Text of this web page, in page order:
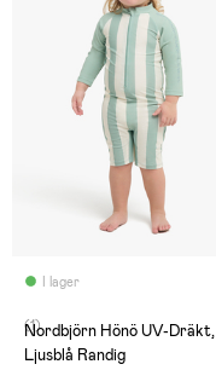
I lager
(1)
Nordbjörn Hönö UV-Dräkt,
Ljusblå Randig